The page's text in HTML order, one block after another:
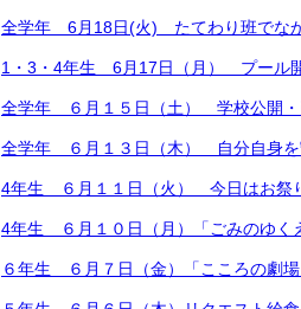
全学年 6月18日(火) たてわり班でなか
1・3・4年生 6月17日（月） プール
全学年 ６月１５日（土） 学校公開・
全学年 ６月１３日（木） 自分自身を
4年生 ６月１１日（火） 今日はお祭
4年生 ６月１０日（月）「ごみのゆく
６年生 ６月７日（金）「こころの劇場